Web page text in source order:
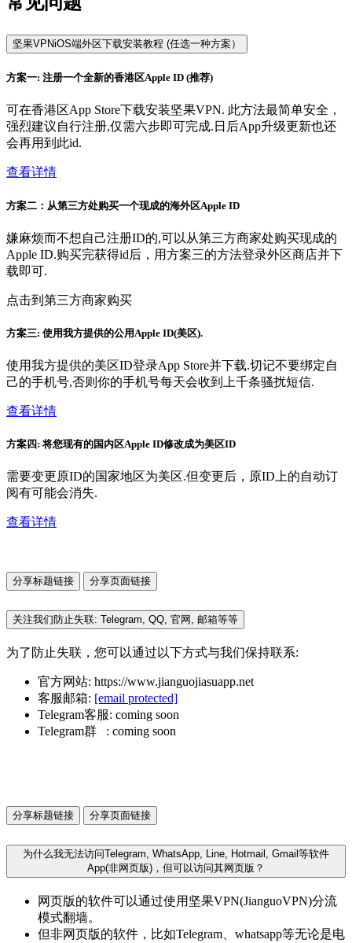
坚果VPNiOS端外区下载安装教程 (任选一种方案）
方案一: 注册一个全新的香港区Apple ID (推荐)
可在香港区App Store下载安装坚果VPN. 此方法最简单安全，
强烈建议自行注册,仅需六步即可完成.日后App升级更新也还
会再用到此id.
查看详情
方案二：从第三方处购买一个现成的海外区Apple ID
嫌麻烦而不想自己注册ID的,可以从第三方商家处购买现成的
Apple ID.购买完获得id后，用方案三的方法登录外区商店并下
载即可.
点击到第三方商家购买
方案三: 使用我方提供的公用Apple ID(美区).
使用我方提供的美区ID登录App Store并下载.切记不要绑定自
己的手机号,否则你的手机号每天会收到上千条骚扰短信.
查看详情
方案四: 将您现有的国内区Apple ID修改成为美区ID
需要变更原ID的国家地区为美区.但变更后，原ID上的自动订
阅有可能会消失.
查看详情
分享标题链接 分享页面链接
关注我们防止失联: Telegram, QQ, 官网, 邮箱等等
为了防止失联，您可以通过以下方式与我们保持联系:
官方网站: https://www.jianguojiasuapp.net
客服邮箱: [email protected]
Telegram客服: coming soon
Telegram群 : coming soon
分享标题链接 分享页面链接
为什么我无法访问Telegram, WhatsApp, Line, Hotmail, Gmail等软件
App(非网页版)，但可以访问其网页版？
网页版的软件可以通过使用坚果VPN(JianguoVPN)分流
模式翻墙。
但非网页版的软件，比如Telegram、whatsapp等无论是电